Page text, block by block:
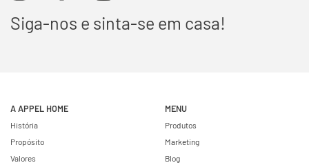
Siga-nos e sinta-se em casa!
A APPEL HOME
História
Propósito
Valores
MENU
Produtos
Marketing
Blog